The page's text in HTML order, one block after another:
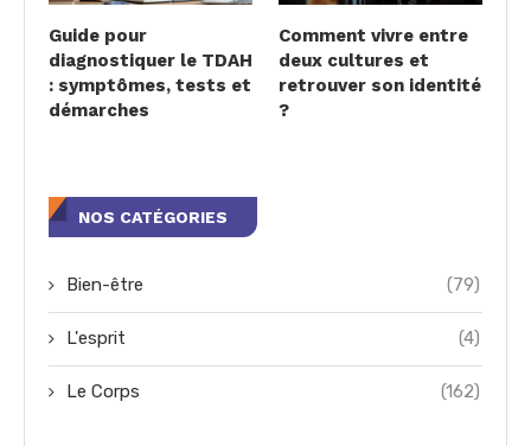
Guide pour
diagnostiquer le TDAH
: symptômes, tests et
démarches
Comment vivre entre
deux cultures et
retrouver son identité
?
NOS CATÉGORIES
Bien-être (79)
L'esprit (4)
Le Corps (162)